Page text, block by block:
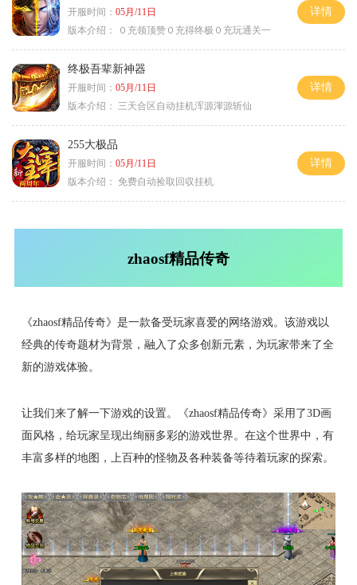
开服时间： 05月/11日
版本介绍：
０充领顶赞０充得终极０充玩通关一
详情
终极吾辈新神器
开服时间： 05月/11日
版本介绍：
三天合区自动挂机浑源渾源斩仙
详情
255大极品
开服时间： 05月/11日
版本介绍： 免费自动捡取回収挂机
详情
zhaosf精品传奇
《zhaosf精品传奇》是一款备受玩家喜爱的网络游戏。该游戏以
经典的传奇题材为背景，融入了众多创新元素，为玩家带来了全
新的游戏体验。
让我们来了解一下游戏的设置。《zhaosf精品传奇》采用了3D画
面风格，给玩家呈现出绚丽多彩的游戏世界。在这个世界中，有
丰富多样的地图，上百种的怪物及各种装备等待着玩家的探索。